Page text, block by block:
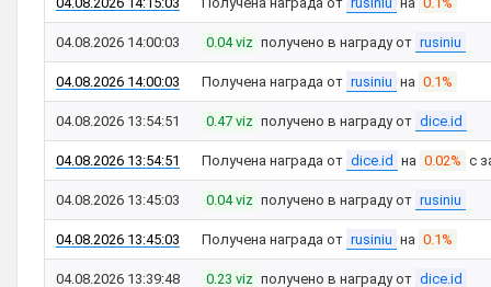
04.08.2026 14:00:03 0.04 viz получено в награду от rusiniu
04.08.2026 14:00:03 Получена награда от rusiniu на 0.1%
04.08.2026 13:54:51 0.47 viz получено в награду от dice.id
04.08.2026 13:54:51 Получена награда от dice.id на 0.02% с
04.08.2026 13:45:03 0.04 viz получено в награду от rusiniu
04.08.2026 13:45:03 Получена награда от rusiniu на 0.1%
04.08.2026 13:39:48 0.23 viz получено в награду от dice.id